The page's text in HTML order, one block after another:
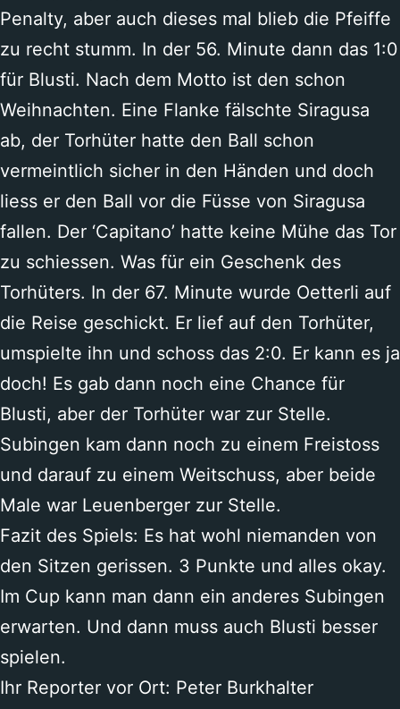
Penalty, aber auch dieses mal blieb die Pfeiffe
zu recht stumm. In der 56. Minute dann das 1:0
für Blusti. Nach dem Motto ist den schon
Weihnachten. Eine Flanke fälschte Siragusa
ab, der Torhüter hatte den Ball schon
vermeintlich sicher in den Händen und doch
liess er den Ball vor die Füsse von Siragusa
fallen. Der ‘Capitano’ hatte keine Mühe das Tor
zu schiessen. Was für ein Geschenk des
Torhüters. In der 67. Minute wurde Oetterli auf
die Reise geschickt. Er lief auf den Torhüter,
umspielte ihn und schoss das 2:0. Er kann es ja
doch! Es gab dann noch eine Chance für
Blusti, aber der Torhüter war zur Stelle.
Subingen kam dann noch zu einem Freistoss
und darauf zu einem Weitschuss, aber beide
Male war Leuenberger zur Stelle.
Fazit des Spiels: Es hat wohl niemanden von
den Sitzen gerissen. 3 Punkte und alles okay.
Im Cup kann man dann ein anderes Subingen
erwarten. Und dann muss auch Blusti besser
spielen.
Ihr Reporter vor Ort: Peter Burkhalter